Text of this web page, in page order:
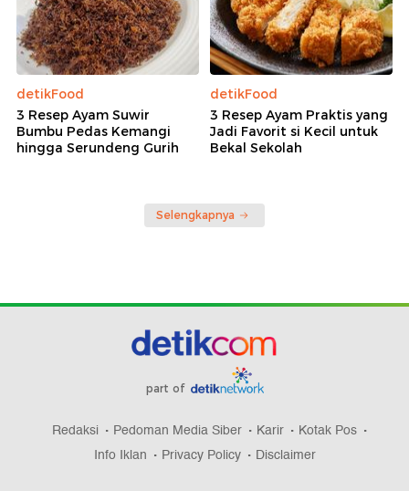
detikFood
3 Resep Ayam Suwir
Bumbu Pedas Kemangi
hingga Serundeng Gurih
detikFood
3 Resep Ayam Praktis yang
Jadi Favorit si Kecil untuk
Bekal Sekolah
Selengkapnya
part of
Redaksi Pedoman Media Siber Karir
Kotak Pos
Info Iklan
Privacy Policy Disclaimer